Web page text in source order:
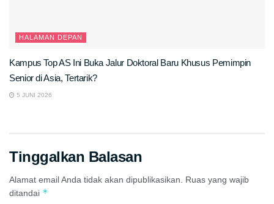
HALAMAN DEPAN
Kampus Top AS Ini Buka Jalur Doktoral Baru Khusus Pemimpin
Senior di Asia, Tertarik?
5 JUNI 2026
Tinggalkan Balasan
Alamat email Anda tidak akan dipublikasikan.
Ruas yang wajib
ditandai *